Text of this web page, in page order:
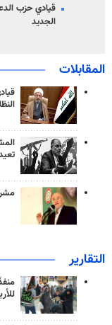
قيادي حزب
الجديد
المقابلات
التقارير